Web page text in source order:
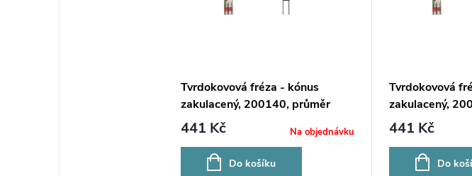
Tvrdokovová fréza - kónus
zakulacený, 200140, průměr
2mm
441 Kč Na objednávku
Do košíku
Tvrdokovová
zakulacený,
3,1mm
441 Kč
Do